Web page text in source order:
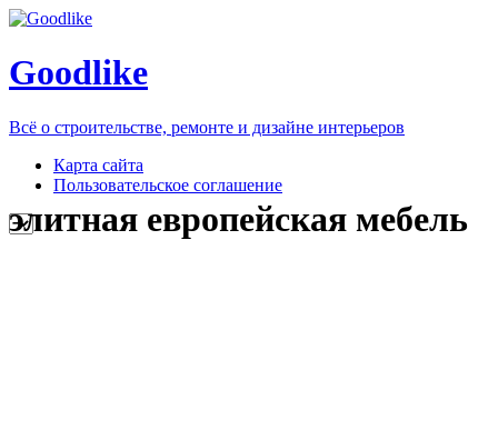
Goodlike
Всё о строительстве, ремонте и дизайне интерьеров
Карта сайта
Пользовательское соглашение
элитная европейская мебель